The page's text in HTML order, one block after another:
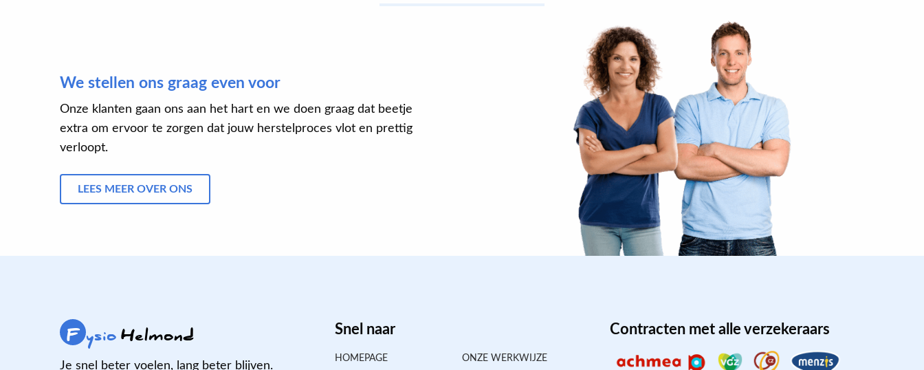
We stellen ons graag even voor
Onze klanten gaan ons aan het hart en we doen graag dat beetje
extra om ervoor te zorgen dat jouw herstelproces vlot en prettig
verloopt.
LEES MEER OVER ONS
F ysioHelmond
Je snel beter voelen, lang beter blijven.
Snel naar
HOMEPAGE ONZE WERKWIJZE
Contracten met alle verzekeraars